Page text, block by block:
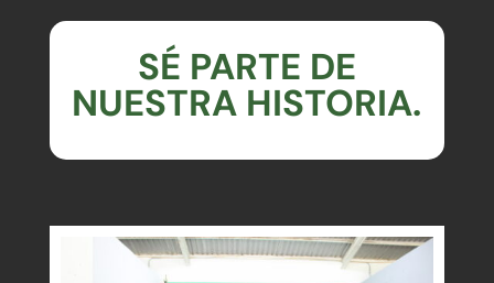
SÉ PARTE DE
NUESTRA HISTORIA.